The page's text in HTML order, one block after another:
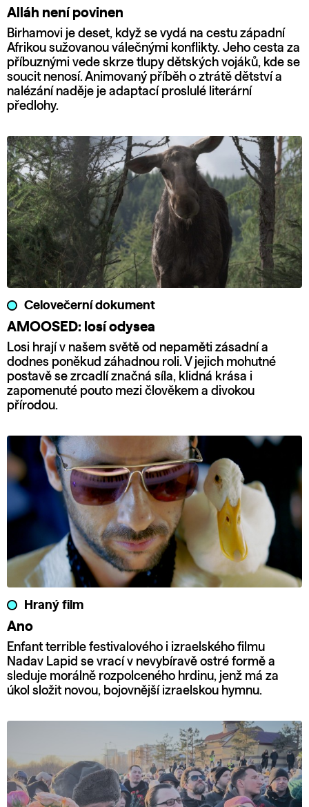
Alláh není povinen
Birhamovi je deset, když se vydá na cestu západní
Afrikou sužovanou válečnými konflikty. Jeho cesta za
příbuznými vede skrze tlupy dětských vojáků, kde se
soucit nenosí. Animovaný příběh o ztrátě dětství a
nalézání naděje je adaptací proslulé literární
předlohy.
Celovečerní dokument
AMOOSED: losí odysea
Losi hrají v našem světě od nepaměti zásadní a
dodnes poněkud záhadnou roli. V jejich mohutné
postavě se zrcadlí značná síla, klidná krása i
zapomenuté pouto mezi člověkem a divokou
přírodou.
Hraný film
Ano
Enfant terrible festivalového i izraelského filmu
Nadav Lapid se vrací v nevybíravě ostré formě a
sleduje morálně rozpolceného hrdinu, jenž má za
úkol složit novou, bojovnější izraelskou hymnu.